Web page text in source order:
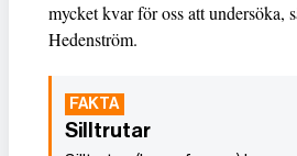
mycket kvar för oss att undersöka,
Hedenström.
Silltrutar